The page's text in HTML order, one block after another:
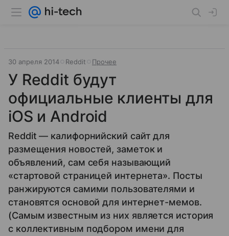
30 апреля 2014 Reddit Прочее
У Reddit будут
официальные клиенты для
iOS и Android
Reddit — калифорнийский сайт для
размещения новостей, заметок и
объявлений, сам себя называющий
«стартовой страницей интернета». Посты
ранжируются самими пользователями и
становятся основой для интернет-мемов.
(Самым известным из них является история
с коллективным подбором имени для